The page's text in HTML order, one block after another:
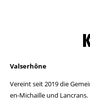
Valserhône
Vereint seit 2019 die
en-Michaille und Lancrans.